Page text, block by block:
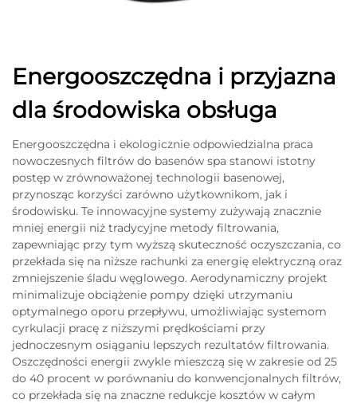
Energooszczędna i przyjazna
dla środowiska obsługa
Energooszczędna i ekologicznie odpowiedzialna praca
nowoczesnych filtrów do basenów spa stanowi istotny
postęp w zrównoważonej technologii basenowej,
przynosząc korzyści zarówno użytkownikom, jak i
środowisku. Te innowacyjne systemy zużywają znacznie
mniej energii niż tradycyjne metody filtrowania,
zapewniając przy tym wyższą skuteczność oczyszczania, co
przekłada się na niższe rachunki za energię elektryczną oraz
zmniejszenie śladu węglowego. Aerodynamiczny projekt
minimalizuje obciążenie pompy dzięki utrzymaniu
optymalnego oporu przepływu, umożliwiając systemom
cyrkulacji pracę z niższymi prędkościami przy
jednoczesnym osiąganiu lepszych rezultatów filtrowania.
Oszczędności energii zwykle mieszczą się w zakresie od 25
do 40 procent w porównaniu do konwencjonalnych filtrów,
co przekłada się na znaczne redukcje kosztów w całym